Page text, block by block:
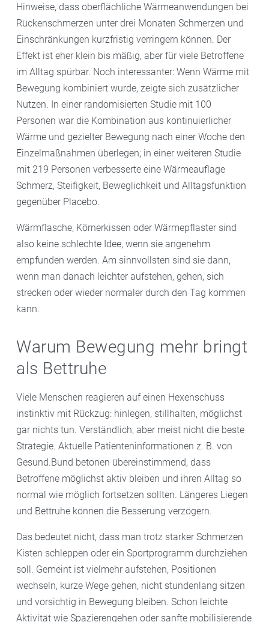
Hinweise, dass oberflächliche Wärmeanwendungen bei
Rückenschmerzen unter drei Monaten Schmerzen und
Einschränkungen kurzfristig verringern können. Der
Effekt ist eher klein bis mäßig, aber für viele Betroffene
im Alltag spürbar. Noch interessanter: Wenn Wärme mit
Bewegung kombiniert wurde, zeigte sich zusätzlicher
Nutzen. In einer randomisierten Studie mit 100
Personen war die Kombination aus kontinuierlicher
Wärme und gezielter Bewegung nach einer Woche den
Einzelmaßnahmen überlegen; in einer weiteren Studie
mit 219 Personen verbesserte eine Wärmeauflage
Schmerz, Steifigkeit, Beweglichkeit und Alltagsfunktion
gegenüber Placebo.
Wärmflasche, Körnerkissen oder Wärmepflaster sind
also keine schlechte Idee, wenn sie angenehm
empfunden werden. Am sinnvollsten sind sie dann,
wenn man danach leichter aufstehen, gehen, sich
strecken oder wieder normaler durch den Tag kommen
kann.
Warum Bewegung mehr bringt
als Bettruhe
Viele Menschen reagieren auf einen Hexenschuss
instinktiv mit Rückzug: hinlegen, stillhalten, möglichst
gar nichts tun. Verständlich, aber meist nicht die beste
Strategie. Aktuelle Patienteninformationen z. B. von
Gesund.Bund betonen übereinstimmend, dass
Betroffene möglichst aktiv bleiben und ihren Alltag so
normal wie möglich fortsetzen sollten. Längeres Liegen
und Bettruhe können die Besserung verzögern.
Das bedeutet nicht, dass man trotz starker Schmerzen
Kisten schleppen oder ein Sportprogramm durchziehen
soll. Gemeint ist vielmehr aufstehen, Positionen
wechseln, kurze Wege gehen, nicht stundenlang sitzen
und vorsichtig in Bewegung bleiben. Schon leichte
Aktivität wie Spazierengehen oder sanfte mobilisierende